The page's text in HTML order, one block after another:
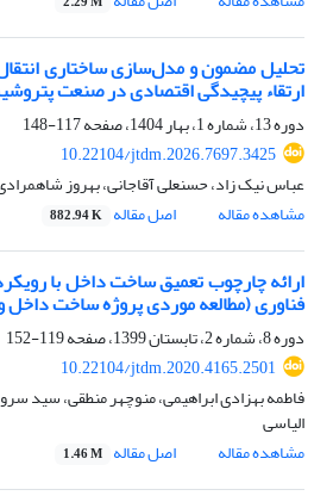
تحلیل مضمون و مدل‌سازی ساختاری
ارتقاء پیچیدگی اقتصادی در صنعت
دوره 13، شماره 1، بهار 1404، صفحه
117-148
10.22104/jtdm.2026.7697.3425
عباس نیک زاد، حسنعلی آقاجانی، بهروز
مشاهده مقاله
اصل مقاله 882.94 K
ارائه چارچوب تعمیق ساخت داخل با
فناوری (مطالعه موردی پروژه ساخت داخل
دوره 8، شماره 2، تابستان 1399، صفحه
119-152
10.22104/jtdm.2020.4165.2501
فاطمه بهزادی ابراهیمی، منوچهر منطقی، سید
الیاسی
مشاهده مقاله
اصل مقاله 1.46 M